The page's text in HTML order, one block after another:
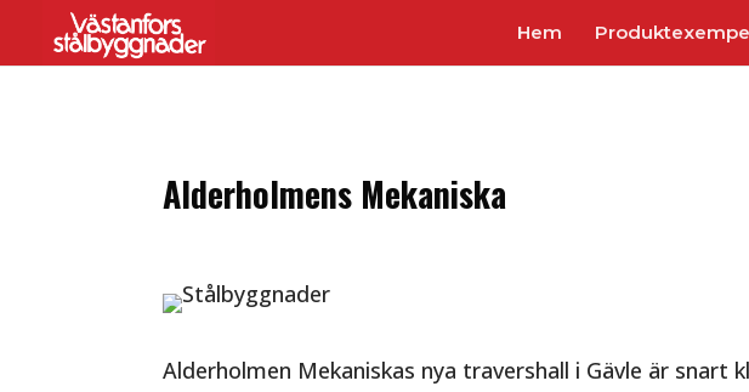
Hem
Alderholmens Mekaniska
Alderholmen Mekaniskas nya travershall i Gävle är snart